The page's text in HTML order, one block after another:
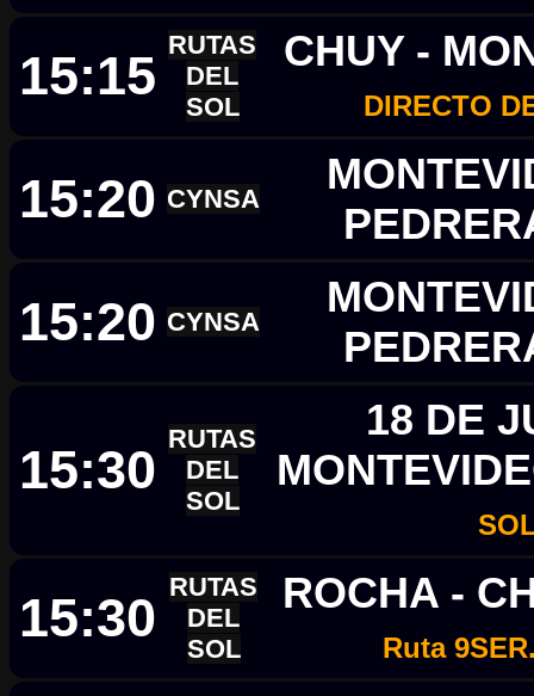
15:15
RUTAS
DEL
SOL
CHUY -
DIRECTO
15:20 CYNSA
15:20 CYNSA
15:30
RUTAS
DEL
SOL
18 DE
15:30
RUTAS
DEL
SOL
ROCHA -
Ruta